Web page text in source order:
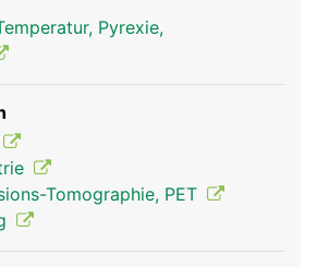
Pyrexie,
Tomographie, PET